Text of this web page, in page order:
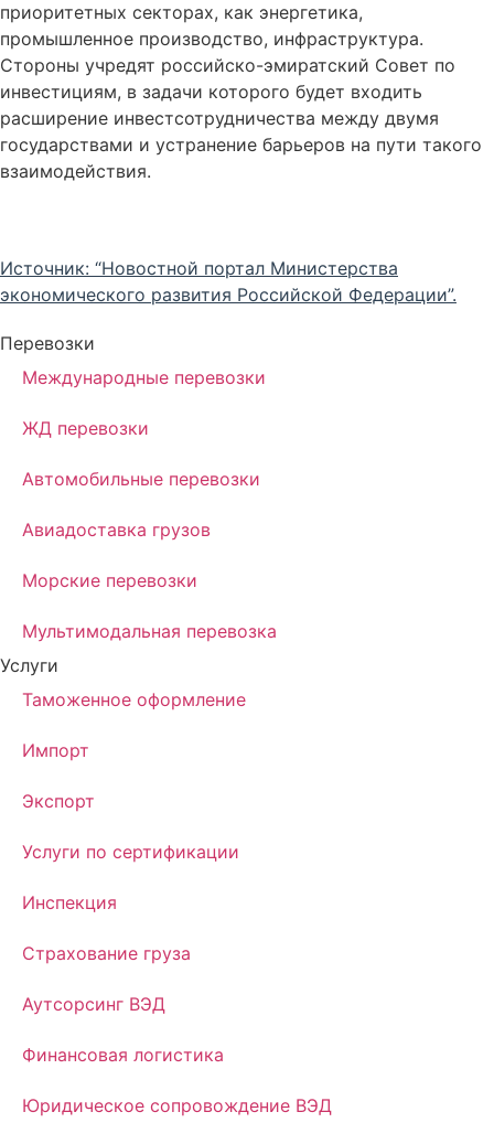
приоритетных секторах, как энергетика,
промышленное производство, инфраструктура.
Стороны учредят российско-эмиратский Совет по
инвестициям, в задачи которого будет входить
расширение инвестсотрудничества между двумя
государствами и устранение барьеров на пути такого
взаимодействия.
Источник: “Новостной портал Министерства
экономического развития Российской Федерации”.
Перевозки
Международные перевозки
ЖД перевозки
Автомобильные перевозки
Авиадоставка грузов
Морские перевозки
Мультимодальная перевозка
Услуги
Таможенное оформление
Импорт
Экспорт
Услуги по сертификации
Инспекция
Страхование груза
Аутсорсинг ВЭД
Финансовая логистика
Юридическое сопровождение ВЭД